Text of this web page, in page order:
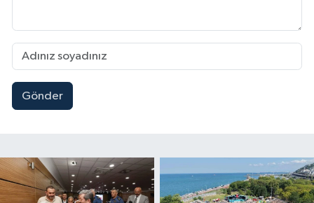
Gönder